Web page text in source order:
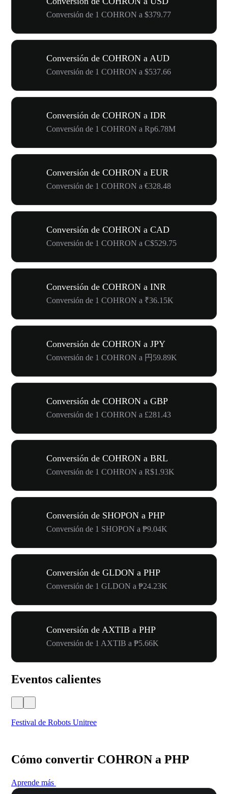
Conversión de 1 COHRON a $379.77
Conversión de COHRON a AUD
Conversión de 1 COHRON a $537.66
Conversión de COHRON a IDR
Conversión de 1 COHRON a Rp6.78M
Conversión de COHRON a EUR
Conversión de 1 COHRON a €328.48
Conversión de COHRON a CAD
Conversión de 1 COHRON a C$529.75
Conversión de COHRON a INR
Conversión de 1 COHRON a ₹36.15K
Conversión de COHRON a JPY
Conversión de 1 COHRON a 円59.89K
Conversión de COHRON a GBP
Conversión de 1 COHRON a £281.43
Conversión de COHRON a BRL
Conversión de 1 COHRON a R$1.93K
Conversión de SHOPON a PHP
Conversión de 1 SHOPON a ₱9.04K
Conversión de GLDON a PHP
Conversión de 1 GLDON a ₱24.23K
Conversión de AXTIB a PHP
Conversión de 1 AXTIB a ₱5.66K
Eventos calientes
Festival de Robots Unitree
Cómo convertir COHRON a PHP
Aprende más